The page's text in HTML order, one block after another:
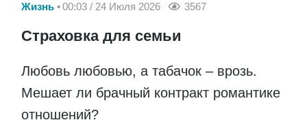
Жизнь 00:03 / 24 Июля 2026 3567
Страховка для семьи
Любовь любовью, а табачок – врозь.
Мешает ли брачный контракт романтике
отношений?